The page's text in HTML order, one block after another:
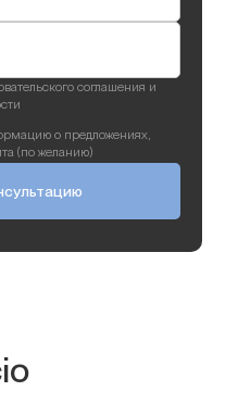
соглашения и
о предложениях,
(по желанию)